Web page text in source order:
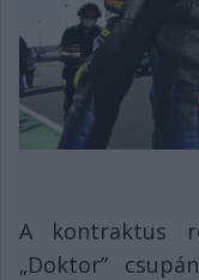
A kontraktus
„Doktor”